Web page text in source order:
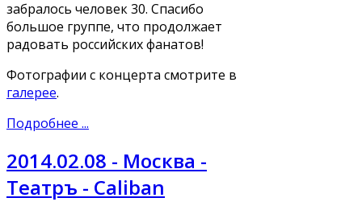
забралось человек 30. Спасибо
большое группе, что продолжает
радовать российских фанатов!
Фотографии с концерта смотрите в
галерее.
Подробнее ...
2014.02.08 - Москва -
Театръ - Caliban